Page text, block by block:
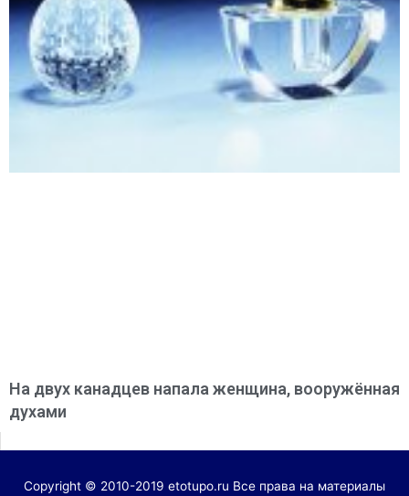
На двух канадцев напала женщина, вооружённая
духами
Copyright © 2010-2019 etotupo.ru Все права на материалы